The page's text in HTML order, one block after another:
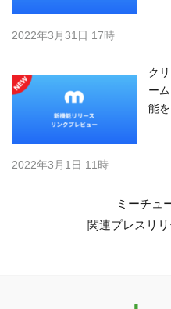
2022年3月31日 17時
ク
ー
能
2022年3月1日 11時
ミーチュ
関連プレスリ